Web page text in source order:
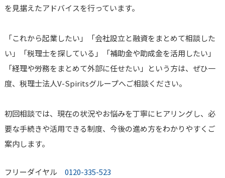
を見据えたアドバイスを行っています。
「これから起業したい」「会社設立と融資をまとめて相談した
い」「税理士を探している」「補助金や助成金を活用したい」
「経理や労務をまとめて外部に任せたい」という方は、ぜひ一
度、税理士法人V-Spiritsグループへご相談ください。
初回相談では、現在の状況やお悩みを丁寧にヒアリングし、必
要な手続きや活用できる制度、今後の進め方をわかりやすくご
案内します。
フリーダイヤル 0120-335-523